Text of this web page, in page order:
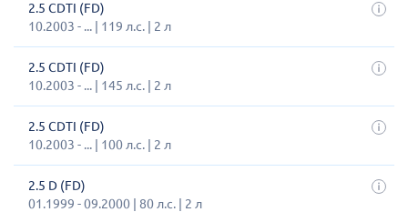
2.5 CDTI (FD)
10.2003 - ... | 119 л.с. | 2 л
2.5 CDTI (FD)
10.2003 - ... | 145 л.с. | 2 л
2.5 CDTI (FD)
10.2003 - ... | 100 л.с. | 2 л
2.5 D (FD)
01.1999 - 09.2000 | 80 л.с. | 2 л